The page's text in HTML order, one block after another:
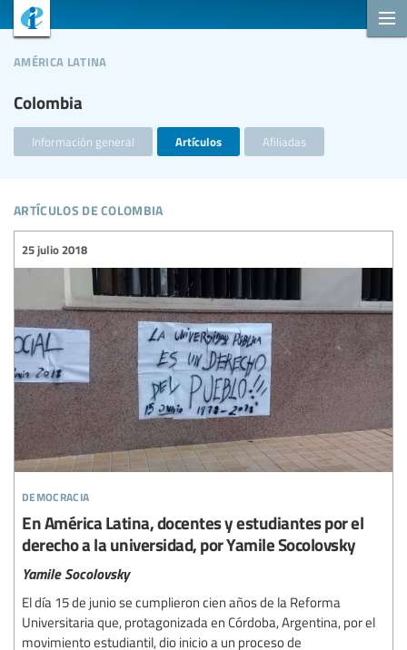
Colombia
américa latina
Información general Artículos Afiliadas
artículos de colombia
democracia
25 julio 2018
En América Latina, docentes y estudiantes por el
derecho a la universidad, por Yamile Socolovsky
Yamile Socolovsky
El día 15 de junio se cumplieron cien años de la Reforma
Universitaria que, protagonizada en Córdoba, Argentina, por el
movimiento estudiantil, dio inicio a un proceso de